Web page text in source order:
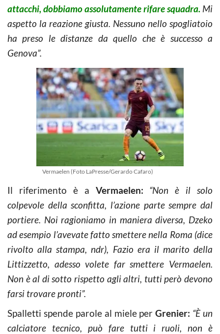
attacchi, dobbiamo assolutamente rifare squadra. Mi
aspetto la reazione giusta. Nessuno nello spogliatoio
ha preso le distanze da quello che è successo a
Genova”.
Vermaelen (Foto LaPresse/Gerardo Cafaro)
Il riferimento è a Vermaelen:
“Non è il solo
colpevole della sconfitta, l’azione parte sempre dal
portiere. Noi ragioniamo in maniera diversa, Dzeko
ad esempio l’avevate fatto smettere nella Roma (dice
rivolto alla stampa, ndr), Fazio era il marito della
Littizzetto, adesso volete far smettere Vermaelen.
Non è al di sotto rispetto agli altri, tutti però devono
farsi trovare pronti”.
Spalletti spende parole al miele perGrenier: “È un
calciatore tecnico, può fare tutti i ruoli, non è